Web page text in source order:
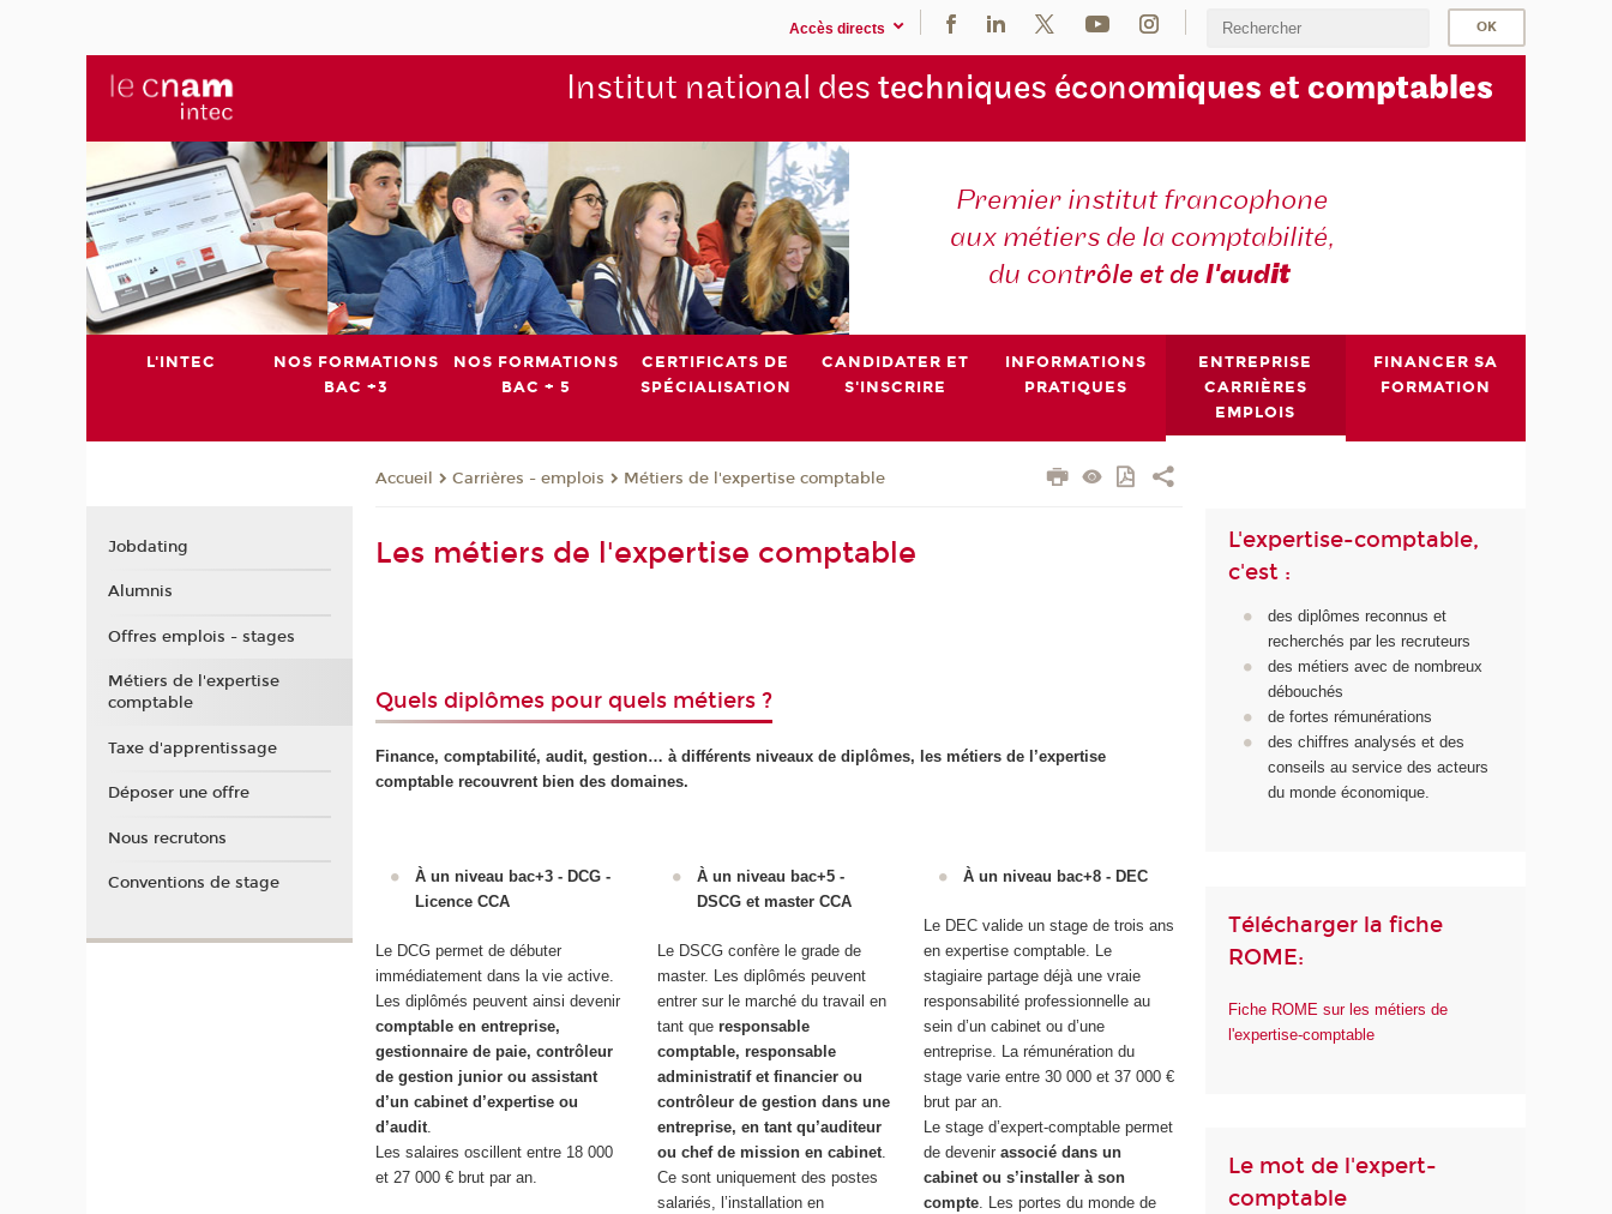
Accès directs
Institut national des techniques économiques et comptables
Premier institut francophone
aux métiers de la comptabilité,
du contrôle et del'audit
L'INTEC
NOS FORMATIONS
BAC +3
NOS FORMATIONS
BAC + 5
CERTIFICATS DE
SPÉCIALISATION
CANDIDATER ET
S'INSCRIRE
INFORMATIONS
PRATIQUES
ENTREPRISE
CARRIÈRES
EMPLOIS
FINANCER SA
FORMATION
Accueil Carrières - emplois Métiers de l'expertise comptable
Les métiers de l'expertise comptable
Quels diplômes pour quels métiers ?
Finance, comptabilité, audit, gestion… à différents niveaux de diplômes, les métiers de l’expertise
comptable recouvrent bien des domaines.
À un niveau bac+3 - DCG -
Licence CCA
Le DCG permet de débuter
immédiatement dans la vie active.
Les diplômés peuvent ainsi devenir
comptable en entreprise,
gestionnaire de paie, contrôleur
de gestion junior ou assistant
d’un cabinet d’expertise ou
d’audit
Les salaires oscillent entre 18 000
et 27 000 € brut par an.
À un niveau bac+5 -
DSCG et master CCA
Le DSCG confère le grade de
master. Les diplômés peuvent
entrer sur le marché du travail en
tant queresponsable
comptable, responsable
administratif et financier ou
contrôleur de gestion dans une
entreprise, en tant qu’auditeur
ou chef de mission en cabinet
Ce sont uniquement des postes
salariés, l’installation en
À un niveau bac+8 - DEC
Le DEC valide un stage de trois ans
en expertise comptable. Le
stagiaire partage déjà une vraie
responsabilité professionnelle au
sein d’un cabinet ou d’une
entreprise. La rémunération du
stage varie entre 30 000 et 37 000 €
brut par an.
Le stage d’expert-comptable permet
de devenirassocié dans un
cabinet ou s’installer à son
compte . Les portes du monde de
L'expertise-comptable,
c'est :
des diplômes reconnus et
recherchés par les recruteurs
des métiers avec de nombreux
débouchés
de fortes rémunérations
des chiffres analysés et des
conseils au service des acteurs
du monde économique.
Télécharger la fiche
ROME:
Fiche ROME sur les métiers de
l'expertise-comptable
Le mot de l'expert-
comptable
Jobdating
Alumnis
Offres emplois - stages
Métiers de l'expertise
comptable
Taxe d'apprentissage
Déposer une offre
Nous recrutons
Conventions de stage